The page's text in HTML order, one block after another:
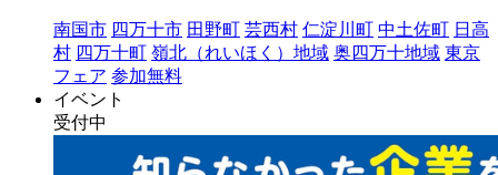
南国市 四万十市 田野町 芸西村 仁淀川町 中土佐町 日高
村 四万十町 嶺北（れいほく）地域 奥四万十地域 東京
フェア 参加無料
イベント
受付中